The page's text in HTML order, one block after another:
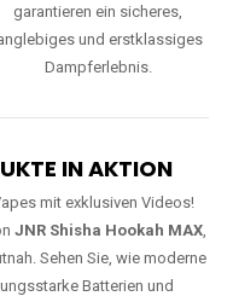
garantieren ein sicheres,
und erstklassiges
Dampferlebnis.
IN AKTION
mit exklusiven Videos!
JNR Shisha Hookah MAX
Sehen Sie, wie moderne
Batterien und